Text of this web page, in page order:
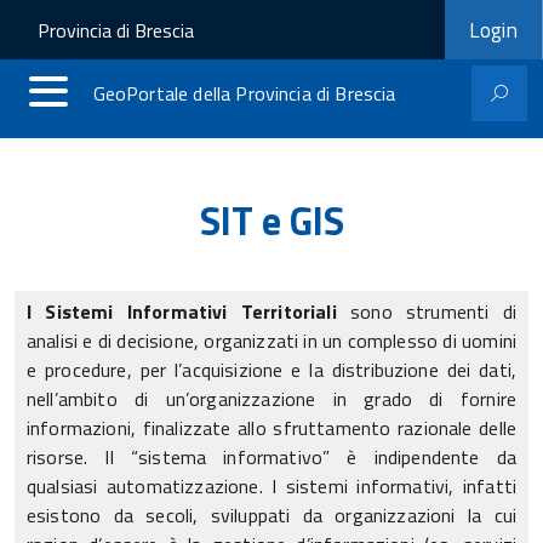
Provincia di Brescia Login
menu
Login
GeoPortale della Provincia di Brescia
SIT e GIS
I Sistemi Informativi Territorialisono strumenti di
analisi e di decisione, organizzati in un complesso di uomini
e procedure, per l’acquisizione e la distribuzione dei dati,
nell’ambito di un’organizzazione in grado di fornire
informazioni, finalizzate allo sfruttamento razionale delle
risorse. Il “sistema informativo” è indipendente da
qualsiasi automatizzazione. I sistemi informativi, infatti
esistono da secoli, sviluppati da organizzazioni la cui